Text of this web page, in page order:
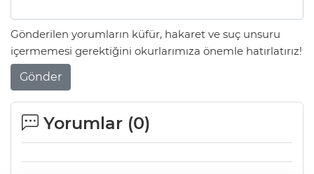
Gönderilen yorumların küfür, hakaret ve suç unsuru
içermemesi gerektiğini okurlarımıza önemle hatırlatırız!
Gönder
Yorumlar (0)